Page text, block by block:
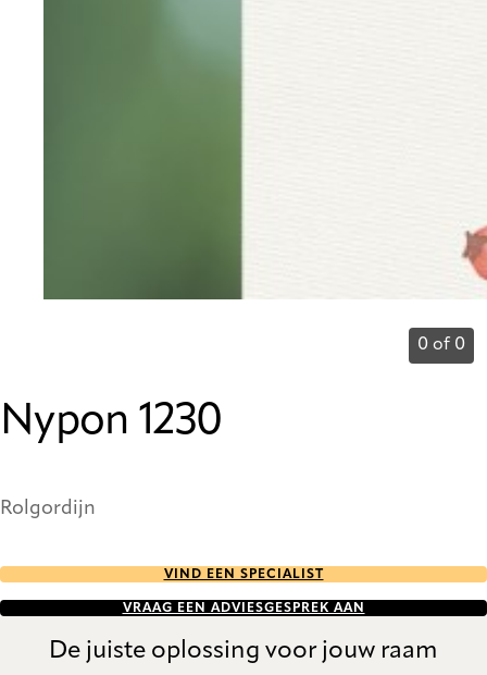
0 of 0
Nypon 1230
Rolgordijn
VIND EEN SPECIALIST
VRAAG EEN ADVIESGESPREK AAN
De juiste oplossing voor jouw raam